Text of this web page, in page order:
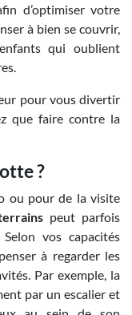
d’optimiser votre
à bien se couvrir,
qui oublient
pour vous divertir
que faire contre la
?
ou pour de la visite
peut parfois
vos capacités
à regarder les
Par exemple, la
par un escalier et